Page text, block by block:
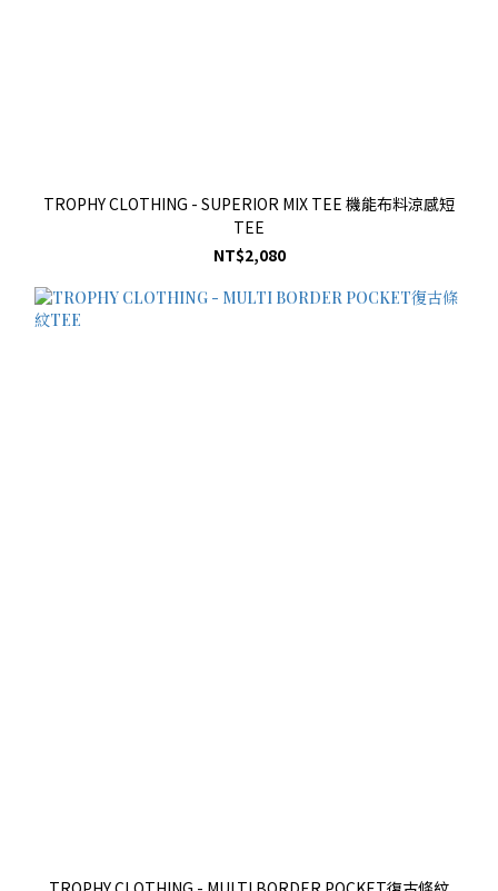
TROPHY CLOTHING - SUPERIOR MIX TEE 機能布料涼感短
TEE
NT$2,080